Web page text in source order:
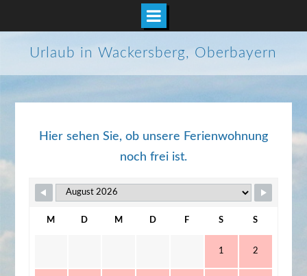
springen
Urlaub in Wackersberg, Oberbayern
Hier sehen Sie, ob unsere Ferienwohnung
noch frei ist.
M D M D F S S
1 2